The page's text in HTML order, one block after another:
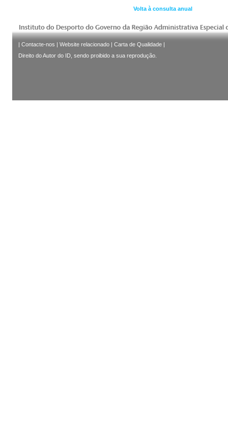
Volta à consulta anual
| Contacte-nos | Website relacionado | Carta de Qualidade |
Direito do Autor do ID, sendo proibido a sua reprodução.